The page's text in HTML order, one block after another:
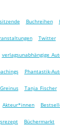
Buchreihen
Twitter
verlagsunabhängige
Phantastik-
Tanja Fischer
Akteur*innen
Büchermarkt